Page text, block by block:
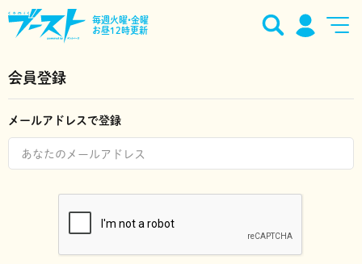
毎週火曜•金曜
お昼12時更新
会員登録
メールアドレスで登録